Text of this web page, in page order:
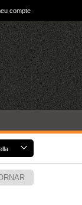
compte